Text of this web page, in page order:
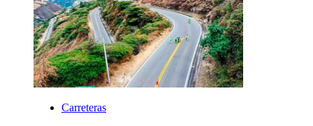
Carreteras